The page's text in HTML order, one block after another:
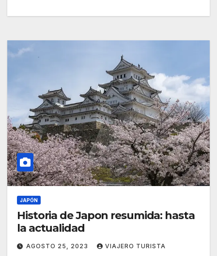
JAPÓN
Historia de Japon resumida: hasta
la actualidad
AGOSTO 25, 2023 VIAJERO TURISTA